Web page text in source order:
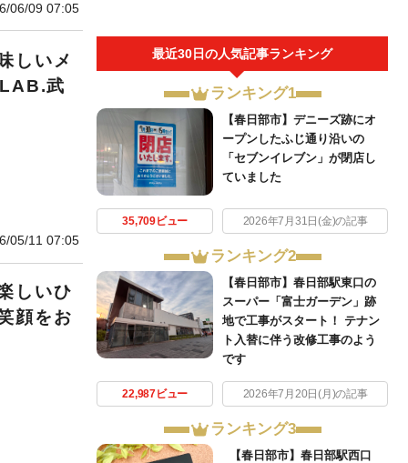
06/09 07:05
しいメ
武
05/11 07:05
しいひ
顔をお
最近30日の人気記事ランキング
ランキング1
【春日部市】デニーズ跡にオ
ープンしたふじ通り沿いの
「セブンイレブン」が閉店し
ていました
35,709ビュー 2026年7月31日(金)の記事
ランキング2
【春日部市】春日部駅東口の
スーパー「富士ガーデン」跡
地で工事がスタート！ テナン
ト入替に伴う改修工事のよう
です
22,987ビュー 2026年7月20日(月)の記事
ランキング3
【春日部市】春日部駅西口